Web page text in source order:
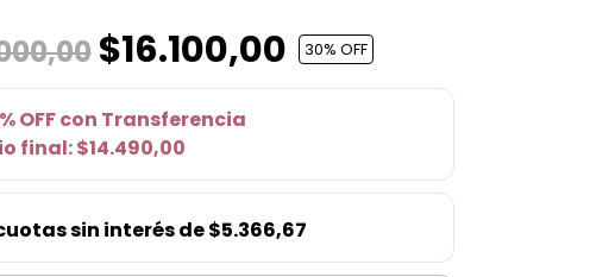
$16.100,00 30% OFF
OFFcon Transferencia
final:$14.490,00
sin interés de$5.366,67